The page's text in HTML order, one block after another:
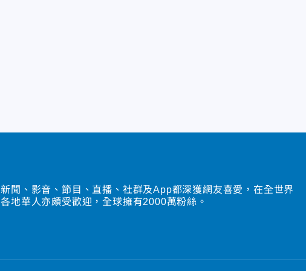
新聞、影音、節目、直播、社群及App都深獲網友喜愛，在全世界
各地華人亦頗受歡迎，全球擁有2000萬粉絲。